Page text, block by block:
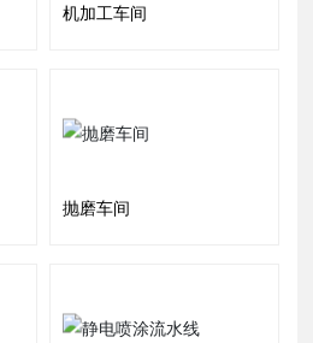
机加工车间
抛磨车间